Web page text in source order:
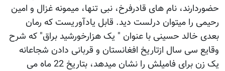
حضوردارند، نام های قادرفرخ، نبی تنها، میمونه غزال و امین
رحیمی را میتوان درلست دید. قابل یادآوریست که رمان
بعدی خالد حسینی با عنوان " یک هزارخورشید براق" که شرح
وقایع سی سال ازتاریخ افغانستان و قربانی دادن شجاعانه
یک زن برای فامیلش را نشان میدهد، بتاریخ 22 ماه می